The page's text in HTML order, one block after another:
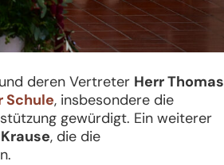
und deren Vertreter Herr Thomas
Schule, insbesondere die
gewürdigt. Ein weiterer
, die die